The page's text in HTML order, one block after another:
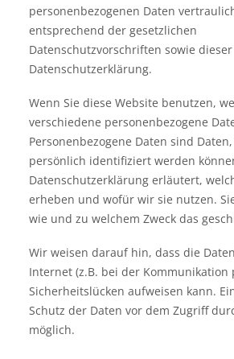
personenbezogenen Daten
entsprechend der gesetzlichen
Datenschutzvorschriften sowie dieser
Datenschutzerklärung.
Wenn Sie diese Website benutzen,
verschiedene personenbezogene
Personenbezogene Daten sind
persönlich identifiziert werden
Datenschutzerklärung erläutert,
erheben und wofür wir sie nutzen.
wie und zu welchem Zweck das
Wir weisen darauf hin, dass die
Internet (z.B. bei der Kommunikation
Sicherheitslücken aufweisen kann.
Schutz der Daten vor dem Zugriff
möglich.